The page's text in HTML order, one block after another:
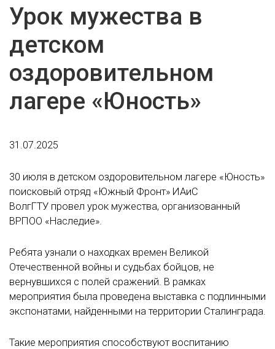
Урок мужества в
детском
оздоровительном
лагере «Юность»
31.07.2025
30 июля в детском оздоровительном лагере «Юность»
поисковый отряд «Южный Фронт» ИАиС
ВолгГТУ провел урок мужества, организованный
ВРПОО «Наследие».
Ребята узнали о находках времен Великой
Отечественной войны и судьбах бойцов, не
вернувшихся с полей сражений. В рамках
мероприятия была проведена выставка с подлинными
экспонатами, найденными на территории Сталинграда.
Такие мероприятия способствуют воспитанию